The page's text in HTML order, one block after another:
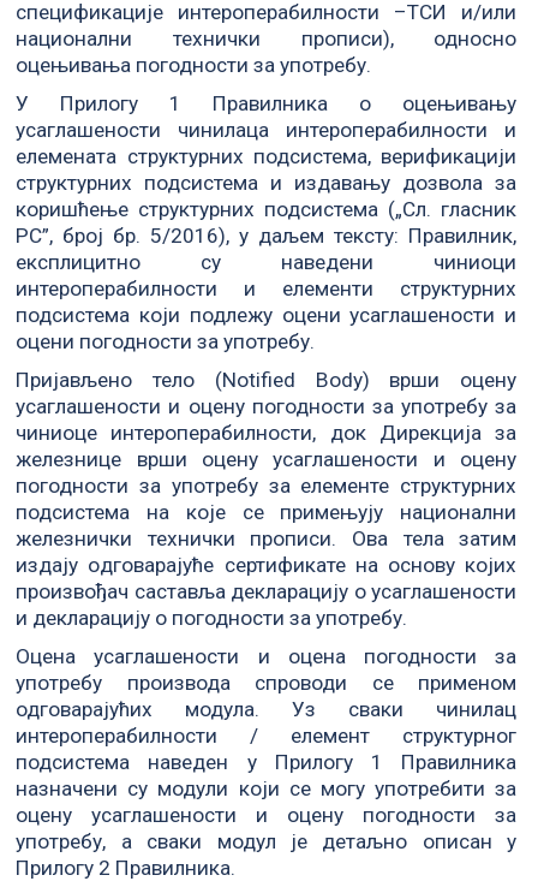
спецификације интероперабилности –ТСИ и/или
национални технички прописи), односно
оцењивања погодности за употребу.
У Прилогу 1 Правилника о оцењивању
усаглашености чинилаца интероперабилности и
елемената структурних подсистема, верификацији
структурних подсистема и издавању дозвола за
коришћење структурних подсистема („Сл. гласник
РС”, број бр. 5/2016), у даљем тексту: Правилник,
експлицитно су наведени чиниоци
интероперабилности и елементи структурних
подсистема који подлежу оцени усаглашености и
оцени погодности за употребу.
Пријављено тело (Notified Body) врши оцену
усаглашености и оцену погодности за употребу за
чиниоце интероперабилности, док Дирекција за
железнице врши оцену усаглашености и оцену
погодности за употребу за елементе структурних
подсистема на које се примењују национални
железнички технички прописи. Ова тела затим
издajу oдгoвaраjуће сертификате на основу којих
произвођач саставља декларацију о усаглашености
и декларацију о погодности за употребу.
Оцена усаглашености и оцена погодности за
употребу производа спроводи се применом
одговарајућих модула. Уз сваки чинилац
интероперабилности / елемент структурног
подсистема наведен у Прилогу 1 Правилника
назначени су модули који се могу употребити за
оцену усаглашености и оцену погодности за
употребу, а сваки модул је детаљно описан у
Прилогу 2 Правилника.